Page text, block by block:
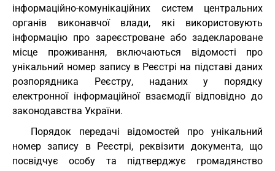
інформаційно-комунікаційних систем центральних
органів виконавчої влади, які використовують
інформацію про зареєстроване або задеклароване
місце проживання, включаються відомості про
унікальний номер запису в Реєстрі на підставі даних
розпорядника Реєстру, наданих у порядку
електронної інформаційної взаємодії відповідно до
законодавства України.
Порядок передачі відомостей про унікальний
номер запису в Реєстрі, реквізити документа, що
посвідчує особу та підтверджує громадянство